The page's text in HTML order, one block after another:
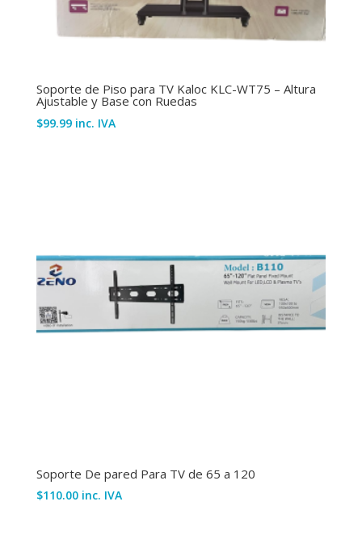
Soporte de Piso para TV Kaloc KLC-WT75 – Altura
Ajustable y Base con Ruedas
$99.99 inc. IVA
Soporte De pared Para TV de 65 a 120
$110.00 inc. IVA